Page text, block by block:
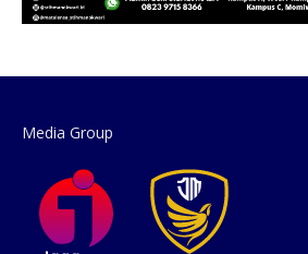
Media Group